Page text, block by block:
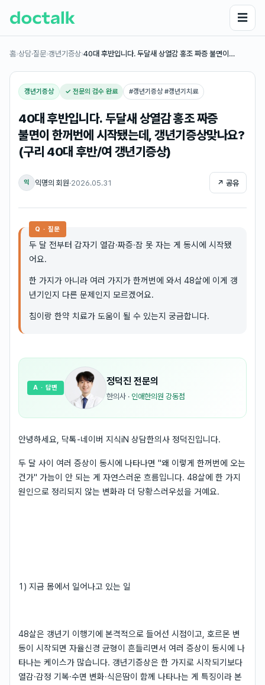
☰
홈›상담·질문›갱년기증상›40대 후반입니다. 두달새 상열감 홍조 짜증 불면이…
갱년기증상 ✓ 전문의 검수 완료 #갱년기증상 #갱년기치료
40대 후반입니다. 두달새 상열감 홍조 짜증
불면이 한꺼번에 시작됐는데, 갱년기증상맞나요?
(구리 40대 후반/여 갱년기증상)
익 익명의 회원·2026.05.31 ↗ 공유
Q · 질문
두 달 전부터 갑자기 열감·짜증·잠 못 자는 게 동시에 시작됐
어요.
한 가지가 아니라 여러 가지가 한꺼번에 와서 48살에 이게 갱
년기인지 다른 문제인지 모르겠어요.
침이랑 한약 치료가 도움이 될 수 있는지 궁금합니다.
정덕진 전문의
한의사 · 인애한의원 강동점
A · 답변
안녕하세요, 닥톡-네이버 지식iN 상담한의사 정덕진입니다.
두 달 사이 여러 증상이 동시에 나타나면 "왜 이렇게 한꺼번에 오는
건가" 가늠이 안 되는 게 자연스러운 흐름입니다. 48살에 한 가지
원인으로 정리되지 않는 변화라 더 당황스러우셨을 거예요.
1) 지금 몸에서 일어나고 있는 일
48살은 갱년기 이행기에 본격적으로 들어선 시점이고, 호르몬 변
동이 시작되면 자율신경 균형이 흔들리면서 여러 증상이 동시에 나
타나는 케이스가 많습니다. 갱년기증상은 한 가지로 시작되기보다
열감·감정 기복·수면 변화·식은땀이 함께 나타나는 게 특징이라 본